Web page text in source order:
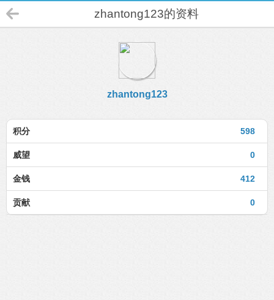
zhantong123的资料
zhantong123
598
积分
0
威望
412
金钱
0
贡献